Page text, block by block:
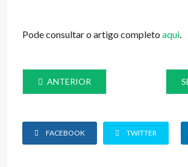
Pode consultar o artigo completo aqui.
ARTIGO ANTERIOR: LUÍS DUPONT
ANTERIOR
FACEBOOK TWITTER